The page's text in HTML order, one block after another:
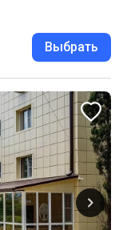
Выбрать